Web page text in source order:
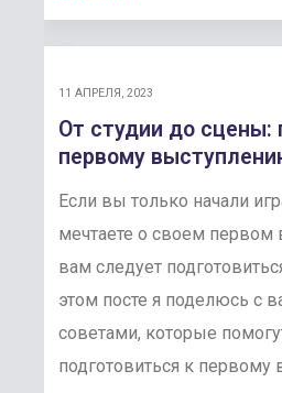
11 АПРЕЛЯ, 2023
От студии до сцены:
первому
Если вы только начали
мечтаете о своем первом
вам следует
этом посте я поделюсь с
советами, которые
подготовиться к